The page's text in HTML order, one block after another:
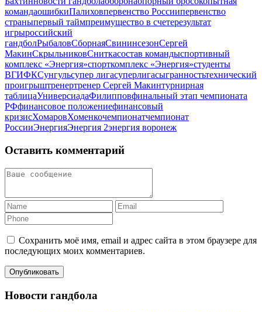
командаошибкиПалиховпервенство Россиипервенство
страныпервый таймпреимущество в счетерезультат
игрыроссийский
гандболРыбаловСборнаяСвининсезонСергей
МакинСкрыльниковСниткасостав командыспортивный
комплекс «Энергия»спорткомплекс «Энергия»студенты
ВГИФКСунгульсупер лигасуперлигасыгранностьтехнический
проигрыштренертренер Сергей Макинтурнирная
таблицаУниверсиадаФилипповфинальный этап чемпионата
РФфинансовое положениефинансовый
кризисХомаровХоменкочемпионатчемпионат
РоссииЭнергияЭнергия 2энергия воронеж
Оставить комментарий
Сохранить моё имя, email и адрес сайта в этом браузере для
последующих моих комментариев.
Новости гандбола